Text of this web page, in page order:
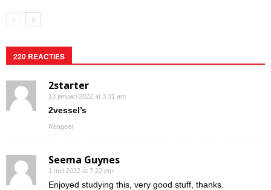
220 REACTIES
2starter
13 januari 2022 at 3:31 am
2vessel’s
Reageer
Seema Guynes
1 mei 2022 at 7:22 pm
Enjoyed studying this, very good stuff, thanks.